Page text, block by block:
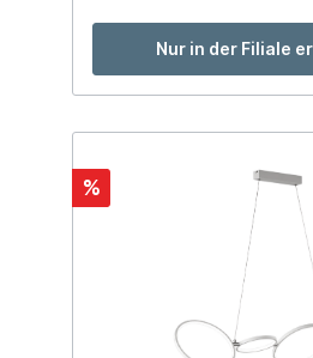
Nur in der Filiale
%